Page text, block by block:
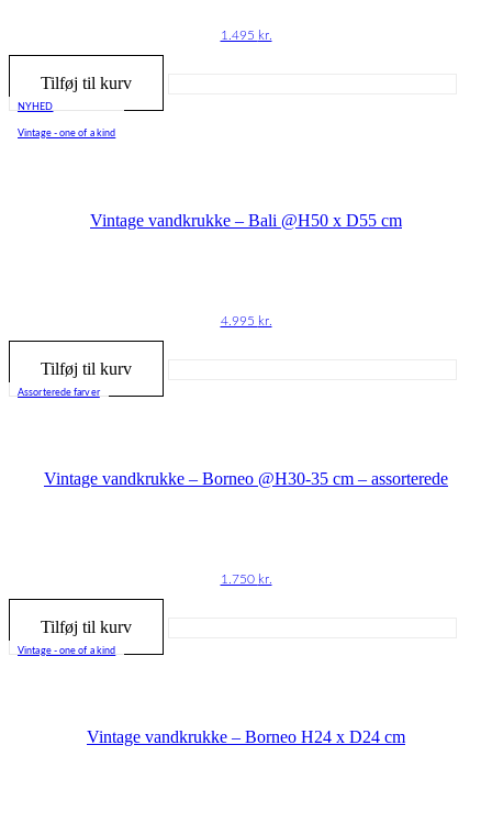
1.495 kr.
Tilføj til kurv
NYHED
Vintage - one of a kind
Vintage vandkrukke – Bali @H50 x D55 cm
4.995 kr.
Tilføj til kurv
Assorterede farver
Vintage vandkrukke – Borneo @H30-35 cm – assorterede
1.750 kr.
Tilføj til kurv
Vintage - one of a kind
Vintage vandkrukke – Borneo H24 x D24 cm